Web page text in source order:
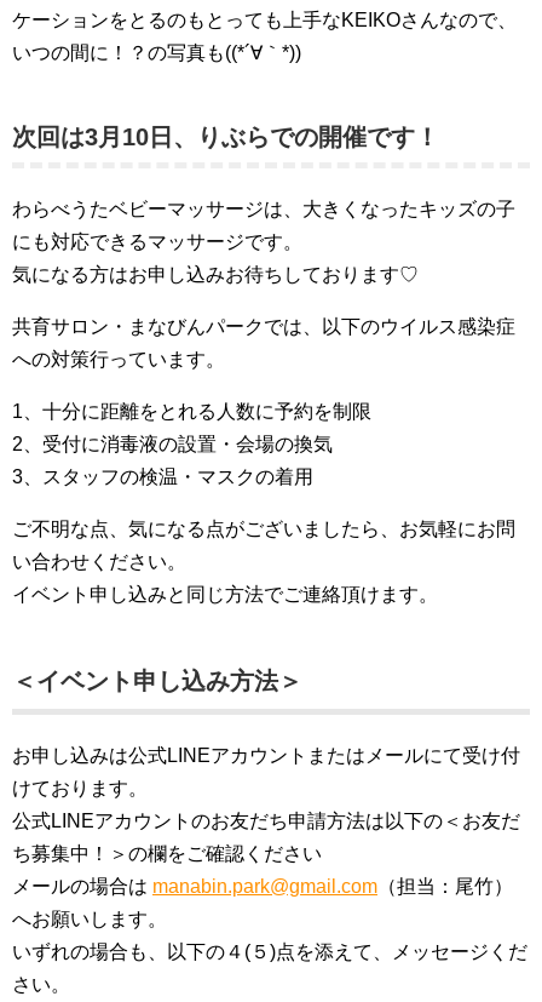
ケーションをとるのもとっても上手なKEIKOさんなので、
いつの間に！？の写真も((*´∀｀*))
次回は3月10日、りぶらでの開催です！
わらべうたベビーマッサージは、大きくなったキッズの子
にも対応できるマッサージです。
気になる方はお申し込みお待ちしております♡
共育サロン・まなびんパークでは、以下のウイルス感染症
への対策行っています。
1、十分に距離をとれる人数に予約を制限
2、受付に消毒液の設置・会場の換気
3、スタッフの検温・マスクの着用
ご不明な点、気になる点がございましたら、お気軽にお問
い合わせください。
イベント申し込みと同じ方法でご連絡頂けます。
＜イベント申し込み方法＞
お申し込みは公式LINEアカウントまたはメールにて受け付
けております。
公式LINEアカウントのお友だち申請方法は以下の＜お友だ
ち募集中！＞の欄をご確認ください
メールの場合は manabin.park@gmail.com （担当：尾竹）
へお願いします。
いずれの場合も、以下の４(５)点を添えて、メッセージくだ
さい。